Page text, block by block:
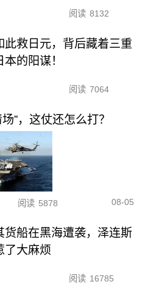
阅读 8132
此救日元，背后藏着三重
本的阳谋！
阅读 7064
”，这仗还怎么打？
阅读 5878 08-05
货船在黑海遭袭，泽连斯
了大麻烦
阅读 16785